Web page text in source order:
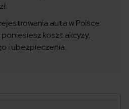
auta w Polsce
koszt akcyzy,
i ubezpieczenia.